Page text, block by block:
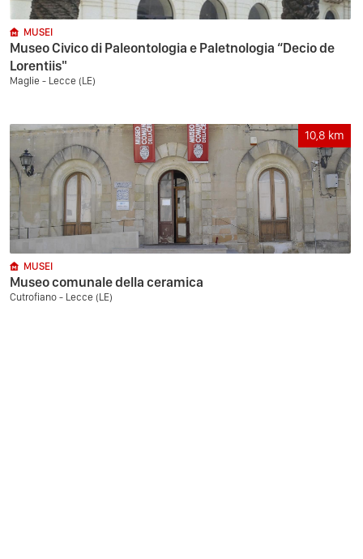
MUSEI
Museo Civico di Paleontologia e Paletnologia “Decio de
Lorentiis"
Maglie - Lecce (LE)
10,8 km
MUSEI
Museo comunale della ceramica
Cutrofiano - Lecce (LE)